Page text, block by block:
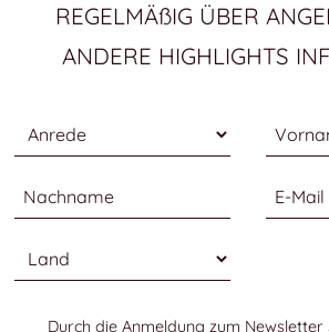
REGELMÄßIG ÜBER
ANDERE HIGHLIGHTS
Anrede
Nachname E-Mail
Land
Durch die Anmeldung zum Newsletter